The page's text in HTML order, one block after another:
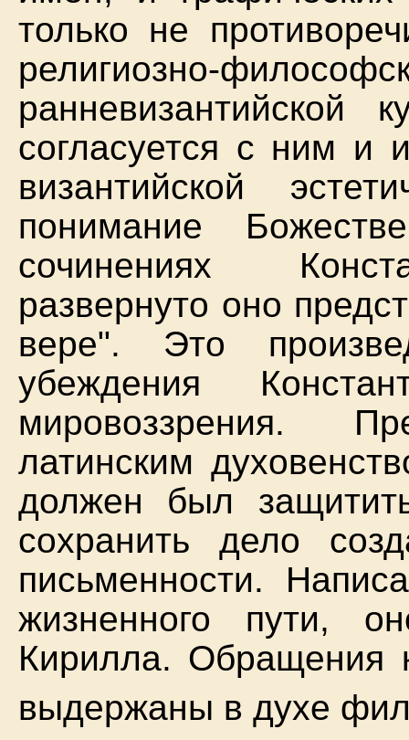
только не
религиозно-
согласуется с ним и
византийской
понимание
сочинениях
развернуто оно
вере". Это
убеждения
мировоззрения.
латинским
должен был
сохранить дело
письменности.
жизненного пути,
Кирилла. Обращения
выдержаны в духе